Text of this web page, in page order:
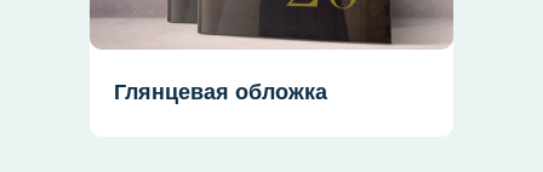
Глянцевая обложка